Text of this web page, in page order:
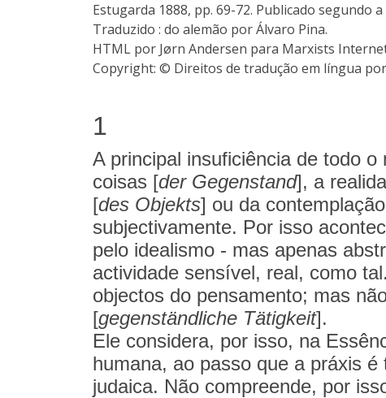
Estugarda 1888, pp. 69-72. Publicado segundo
Traduzido : do alemão por Álvaro Pina.
HTML por Jørn Andersen para Marxists Internet
Copyright: © Direitos de tradução em língua
1
A principal insuficiência de todo
coisas [der Gegenstand], a
[des Objekts] ou da
subjectivamente. Por isso
pelo idealismo - mas apenas
actividade sensível, real, como
objectos do pensamento; mas
[gegenständliche Tätigkeit].
Ele considera, por isso, na
humana, ao passo que a práxis
judaica. Não compreende, por